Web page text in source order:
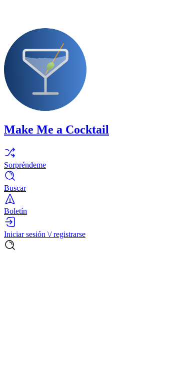
Make Me a Cocktail
Sorpréndeme
Buscar
Boletín
Iniciar sesión \/ registrarse